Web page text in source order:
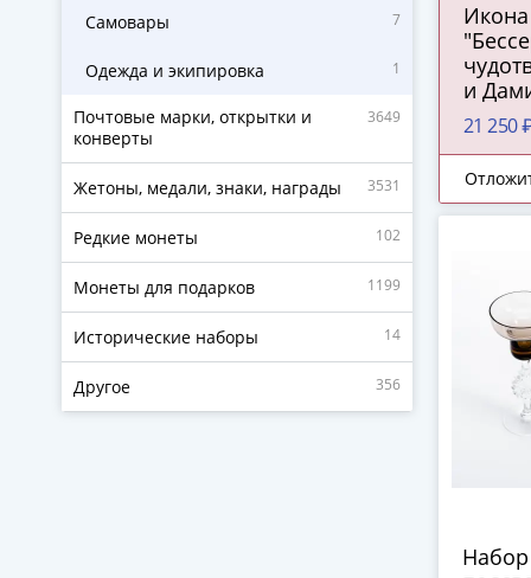
Самовары 7
Одежда и экипировка 1
Почтовые марки, открытки и
конверты
3649
Жетоны, медали, знаки, награды 3531
Редкие монеты 102
Монеты для подарков 1199
Исторические наборы 14
Другое 356
Икона
и
и
21 250
Набор